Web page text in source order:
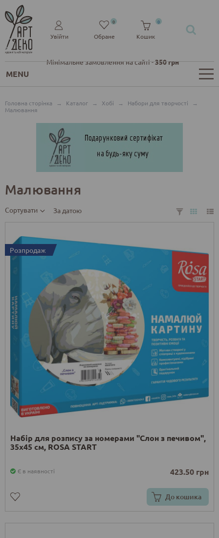
Мінімальне замовлення на сайті -350 грн
Увійти Обране
0
Кошик
0
MENU
Головна сторінка → Каталог → Хобі → Набори для творчості
→
Малювання
Малювання
Сортувати За датою
Розпродаж
Набір для розпису за номерами "Слон з печивом",
35х45 см, ROSA START
Є в наявності 423.50 грн
До кошика